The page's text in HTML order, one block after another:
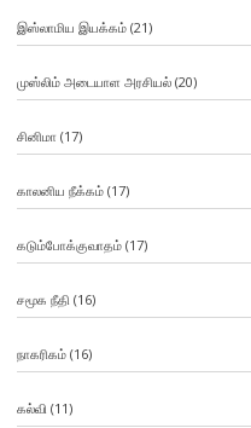
இஸ்லாமிய இயக்கம்(21)
முஸ்லிம் அடையாள அரசியல்(20)
சினிமா (17)
காலனிய நீக்கம்(17)
கடும்போக்குவாதம்(17)
சமூக நீதி (16)
நாகரிகம்(16)
கல்வி (11)